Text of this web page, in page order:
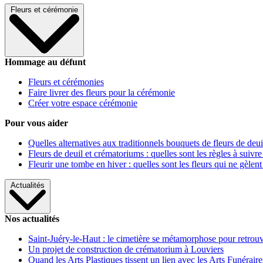
Fleurs et cérémonie
Hommage au défunt
Fleurs et cérémonies
Faire livrer des fleurs pour la cérémonie
Créer votre espace cérémonie
Pour vous aider
Quelles alternatives aux traditionnels bouquets de fleurs de
Fleurs de deuil et crématoriums : quelles sont les règles à
Fleurir une tombe en hiver : quelles sont les fleurs qui ne gèlent
Actualités
Nos actualités
Saint-Juéry-le-Haut : le cimetière se métamorphose pour
Un projet de construction de crématorium à Louviers
Quand les Arts Plastiques tissent un lien avec les Arts